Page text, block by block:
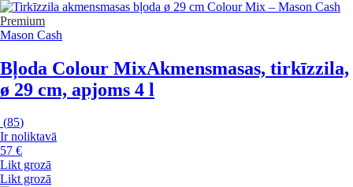
Premium
Mason Cash
Bļoda Colour MixAkmensmasas, tirkīzzila,
ø 29 cm, apjoms 4 l
(85)
Ir noliktavā
57 €
Likt grozā
Likt grozā